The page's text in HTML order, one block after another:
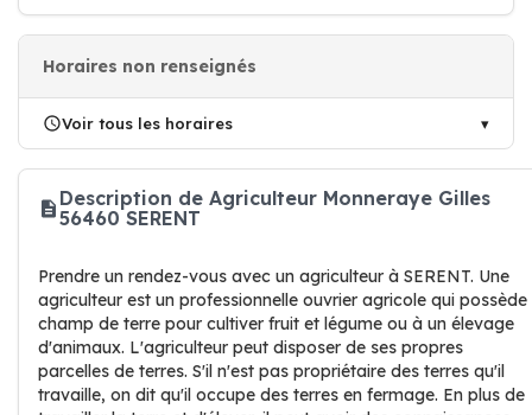
Horaires non renseignés
Voir tous les horaires
Description de Agriculteur Monneraye Gilles
56460 SERENT
Prendre un rendez-vous avec un agriculteur à SERENT. Une
agriculteur est un professionnelle ouvrier agricole qui possède
champ de terre pour cultiver fruit et légume ou à un élevage
d'animaux. L'agriculteur peut disposer de ses propres
parcelles de terres. S'il n'est pas propriétaire des terres qu'il
travaille, on dit qu'il occupe des terres en fermage. En plus de